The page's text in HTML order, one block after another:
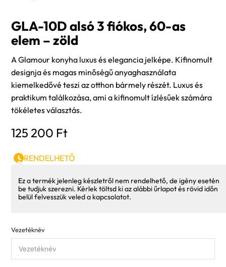
GLA-10D alsó 3 fiókos, 60-as
elem – zöld
A Glamour konyha luxus és elegancia jelképe. Kifinomult
designja és magas minőségű anyaghasználata
kiemelkedővé teszi az otthon bármely részét. Luxus és
praktikum találkozása, ami a kifinomult ízlésűek számára
tökéletes választás.
125 200 Ft
RENDELHETŐ
Ez a termék jelenleg készletről nem rendelhető, de igény esetén
be tudjuk szerezni. Kérlek töltsd ki az alábbi űrlapot és rövid időn
belül felvesszük veled a kapcsolatot.
Vezetéknév